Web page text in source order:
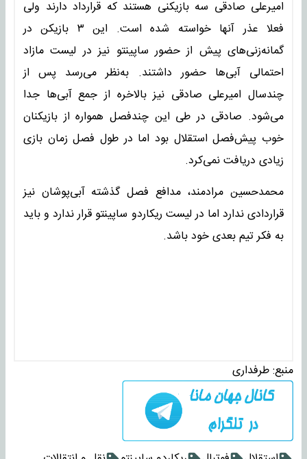
امیرعلی صادقی سه بازیکنی هستند که قرارداد دارند ولی
فعلا عذر آنها خواسته شده است. این ۳ بازیکن در
گمانه‌زنی‌های پیش از حضور ساپینتو نیز در لیست مازاد
احتمالی آبی‌ها حضور داشتند. به‌نظر می‌رسد پس از
چندسال امیرعلی صادقی نیز بالاخره از جمع آبی‌ها جدا
می‌شود. صادقی در طی این چندفصل همواره از بازیکنان
خوب پیش‌فصل استقلال بود اما در طول فصل زمان بازی
زیادی دریافت نمی‌کرد.
محمدحسین مرادمند، مدافع فصل گذشته آبی‌پوشان نیز
قراردادی ندارد اما در لیست ریکاردو ساپینتو قرار ندارد و باید
به فکر تیم بعدی خود باشد.
منبع:طرفداری